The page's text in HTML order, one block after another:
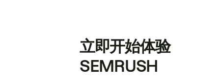
立即开始体验
SEMRUSH